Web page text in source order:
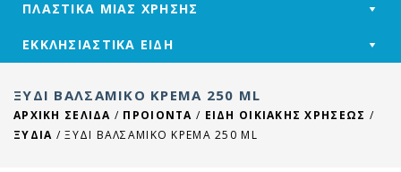
ΠΛΑΣΤΙΚΑ ΜΙΑΣ ΧΡΗΣΗΣ
ΕΚΚΛΗΣΙΑΣΤΙΚΑ ΕΙΔΗ
ΞΎΔΙ ΒΑΛΣΆΜΙΚΟ ΚΡΈΜΑ 250 ML
ΑΡΧΙΚΉ ΣΕΛΊΔΑ / ΠΡΟΙΟΝΤΑ / ΕΙΔΗ ΟΙΚΙΑΚΗΣ ΧΡΗΣΕΩΣ /
ΞΥΔΙΑ /ΞΎΔΙ ΒΑΛΣΆΜΙΚΟ ΚΡΈΜΑ 250 ML